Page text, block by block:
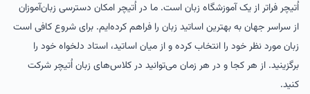
اُتیچر فراتر از یک آموزشگاه زبان است. ما در اُتیچر امکان دسترسی زبان‌آموزان
از سراسر جهان به بهترین اساتید زبان را فراهم کرده‌ایم. برای شروع کافی است
زبان مورد نظر خود را انتخاب کرده و از میان اساتید، استاد دلخواه خود را
برگزینید. از هر کجا و در هر زمان می‌توانید در کلاس‌های زبان اُتیچر شرکت
کنید.